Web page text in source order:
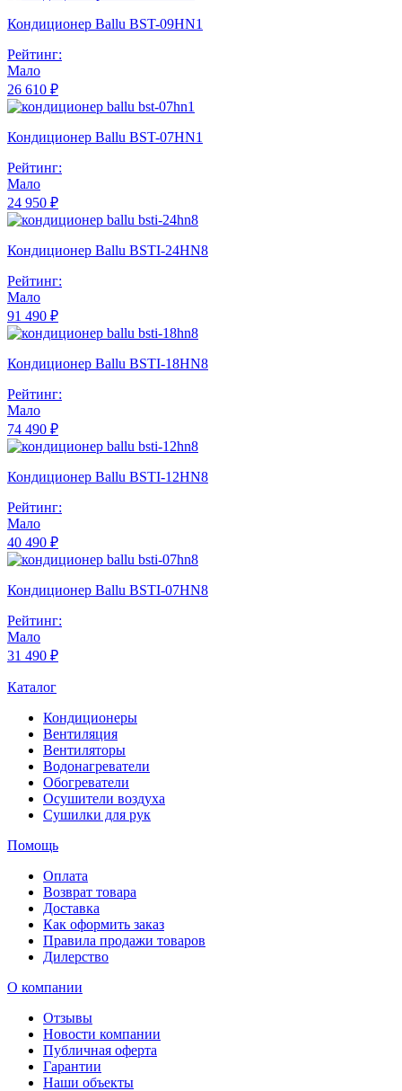
Кондиционер Ballu BST-09HN1
Рейтинг:
Мало
26 610 ₽
Кондиционер Ballu BST-07HN1
Рейтинг:
Мало
24 950 ₽
Кондиционер Ballu BSTI-24HN8
Рейтинг:
Мало
91 490 ₽
Кондиционер Ballu BSTI-18HN8
Рейтинг:
Мало
74 490 ₽
Кондиционер Ballu BSTI-12HN8
Рейтинг:
Мало
40 490 ₽
Кондиционер Ballu BSTI-07HN8
Рейтинг:
Мало
31 490 ₽
Каталог
Кондиционеры
Вентиляция
Вентиляторы
Водонагреватели
Обогреватели
Осушители воздуха
Сушилки для рук
Помощь
Оплата
Возврат товара
Доставка
Как оформить заказ
Правила продажи товаров
Дилерство
О компании
Отзывы
Новости компании
Публичная оферта
Гарантии
Наши объекты